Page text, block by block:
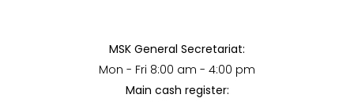
MSK General Secretariat:
Mon - Fri 8:00 am - 4:00 pm
Main cash register: